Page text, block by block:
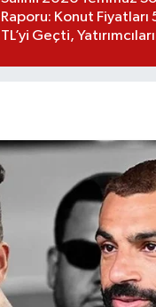
Raporu: Konut Fiyatları
TL’yi Geçti,